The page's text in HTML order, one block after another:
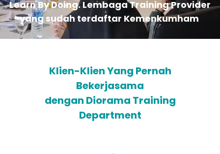
Learn By Doing. Lembaga Training Provider
yang sudah terdaftar Kemenkumham
Klien-Klien Yang Pernah
Bekerjasama
dengan Diorama Training
Department